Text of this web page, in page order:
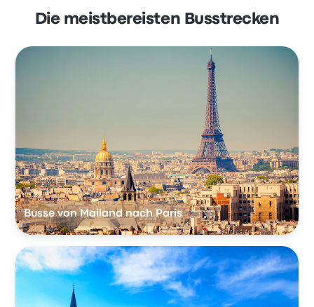
Die meistbereisten Busstrecken
Busse von Mailand nach Paris